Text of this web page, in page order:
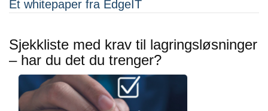
Et whitepaper fra EdgeIT
Sjekkliste med krav til lagringsløsninger
– har du det du trenger?